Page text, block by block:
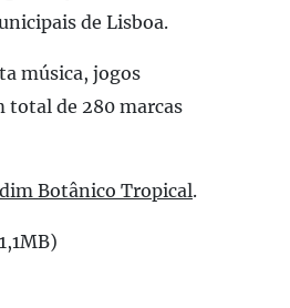
de Lisboa.
música, jogos
total de 280 marcas
Botânico Tropical.